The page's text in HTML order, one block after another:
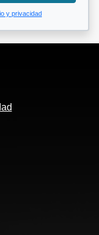
y privacidad